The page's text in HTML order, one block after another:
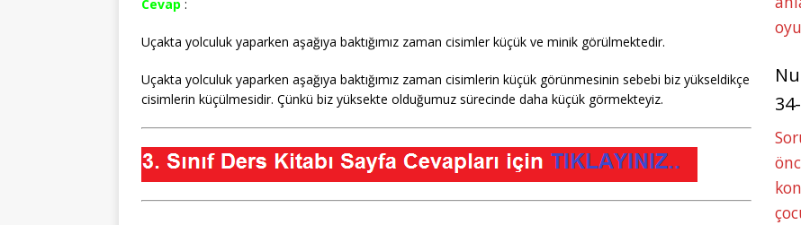
Cevap :
Uçakta yolculuk yaparken aşağıya baktığımız zaman cisimler küçük ve minik görülmektedir.
Uçakta yolculuk yaparken aşağıya baktığımız zaman cisimlerin küçük görünmesinin sebebi biz yükseldikçe
cisimlerin küçülmesidir. Çünkü biz yüksekte olduğumuz sürecinde daha küçük görmekteyiz.